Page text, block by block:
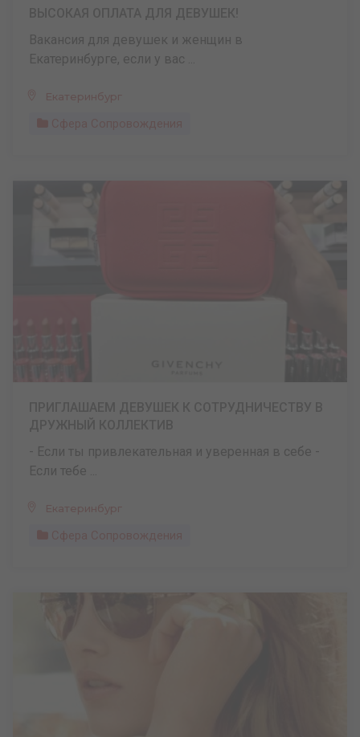
Вакансия для девушек и женщин в
Екатеринбурге, если у вас ...
Екатеринбург
Сфера Сопровождения
- Если ты привлекательная и уверенная в себе -
Если тебе ...
Екатеринбург
Сфера Сопровождения